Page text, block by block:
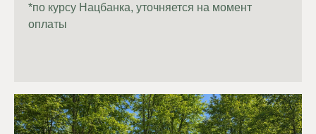
*по курсу Нацбанка, уточняется на момент
оплаты